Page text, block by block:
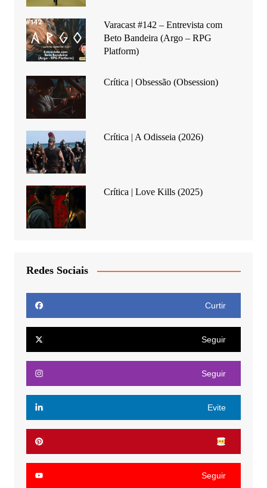
Varacast #142 – Entrevista com
Beto Bandeira (Argo – RPG
Platform)
Crítica | Obsessão (Obsession)
Crítica | A Odisseia (2026)
Crítica | Love Kills (2025)
Redes Sociais
Curtir
Seguir
Seguir
Evite
Seguir